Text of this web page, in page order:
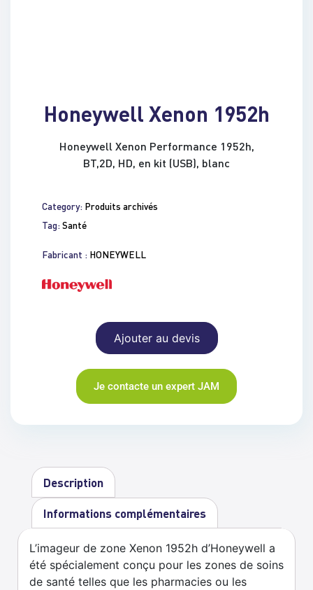
Honeywell Xenon 1952h
Honeywell Xenon Performance 1952h,
BT,2D, HD, en kit (USB), blanc
Category: Produits archivés
Tag:Santé
Fabricant : HONEYWELL
Ajouter au devis
Je contacte un expert JAM
Description
Informations complémentaires
L’imageur de zone Xenon 1952h d’Honeywell a
été spécialement conçu pour les zones de soins
de santé telles que les pharmacies ou les